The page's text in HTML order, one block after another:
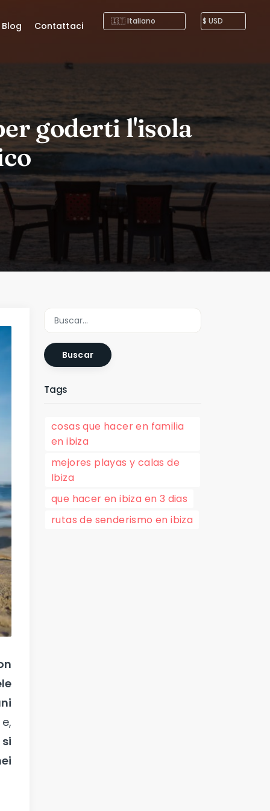
goderti l'isola
si
Buscar
Tags
cosas que hacer en familia
en ibiza
mejores playas y calas de
Ibiza
que hacer en ibiza en 3 dias
rutas de senderismo en ibiza
Blog Contattaci